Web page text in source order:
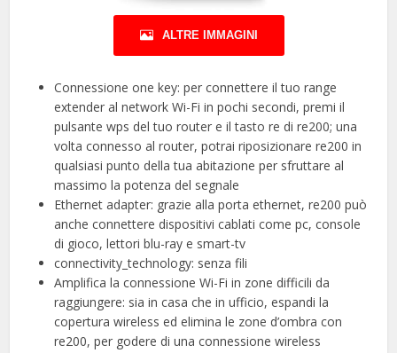
ALTRE IMMAGINI
Connessione one key: per connettere il tuo range
extender al network Wi-Fi in pochi secondi, premi il
pulsante wps del tuo router e il tasto re di re200; una
volta connesso al router, potrai riposizionare re200 in
qualsiasi punto della tua abitazione per sfruttare al
massimo la potenza del segnale
Ethernet adapter: grazie alla porta ethernet, re200 può
anche connettere dispositivi cablati come pc, console
di gioco, lettori blu-ray e smart-tv
connectivity_technology: senza fili
Amplifica la connessione Wi-Fi in zone difficili da
raggiungere: sia in casa che in ufficio, espandi la
copertura wireless ed elimina le zone d’ombra con
re200, per godere di una connessione wireless